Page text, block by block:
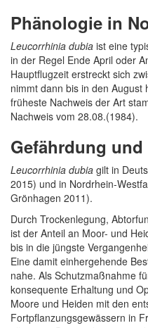
Phänologie in
Leucorrhinia dubia ist eine
in der Regel Ende April oder
Hauptflugzeit erstreckt sich
nimmt dann bis in den August
früheste Nachweis der Art
Nachweis vom 28.08.(1984).
Gefährdung
Leucorrhinia dubia gilt in
2015) und in Nordrhein-
Grönhagen 2011).
Durch Trockenlegung,
ist der Anteil an Moor- und
bis in die jüngste
Eine damit einhergehende
nahe. Als Schutzmaßnahme
konsequente Erhaltung und
Moore und Heiden mit den
Fortpflanzungsgewässern in